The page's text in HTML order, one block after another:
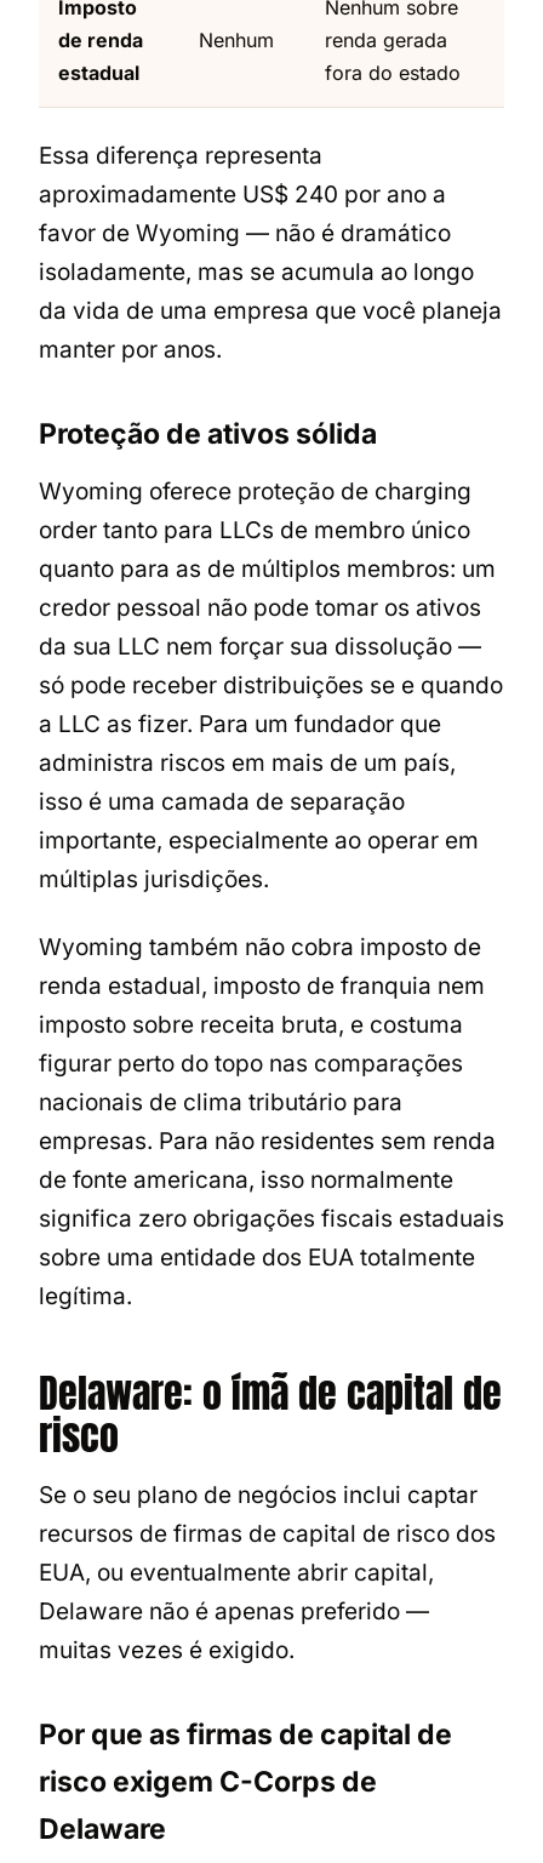
Imposto
de renda
estadual
Nenhum
Nenhum sobre
renda gerada
fora do estado
Essa diferença representa
aproximadamente US$ 240 por ano a
favor de Wyoming — não é dramático
isoladamente, mas se acumula ao longo
da vida de uma empresa que você planeja
manter por anos.
Proteção de ativos sólida
Wyoming oferece proteção de charging
order tanto para LLCs de membro único
quanto para as de múltiplos membros: um
credor pessoal não pode tomar os ativos
da sua LLC nem forçar sua dissolução —
só pode receber distribuições se e quando
a LLC as fizer. Para um fundador que
administra riscos em mais de um país,
isso é uma camada de separação
importante, especialmente ao operar em
múltiplas jurisdições.
Wyoming também não cobra imposto de
renda estadual, imposto de franquia nem
imposto sobre receita bruta, e costuma
figurar perto do topo nas comparações
nacionais de clima tributário para
empresas. Para não residentes sem renda
de fonte americana, isso normalmente
significa zero obrigações fiscais estaduais
sobre uma entidade dos EUA totalmente
legítima.
Delaware: o ímã de capital de
risco
Se o seu plano de negócios inclui captar
recursos de firmas de capital de risco dos
EUA, ou eventualmente abrir capital,
Delaware não é apenas preferido —
muitas vezes é exigido.
Por que as firmas de capital de
risco exigem C-Corps de
Delaware